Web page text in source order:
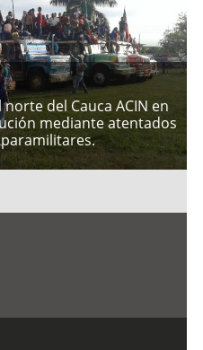
del Cauca ACIN en
mediante atentados